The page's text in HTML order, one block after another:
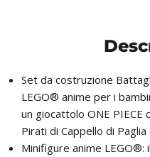
Set da costruzione
LEGO® anime per i
un giocattolo ONE PIECE
Pirati di Cappello di
Minifigure anime